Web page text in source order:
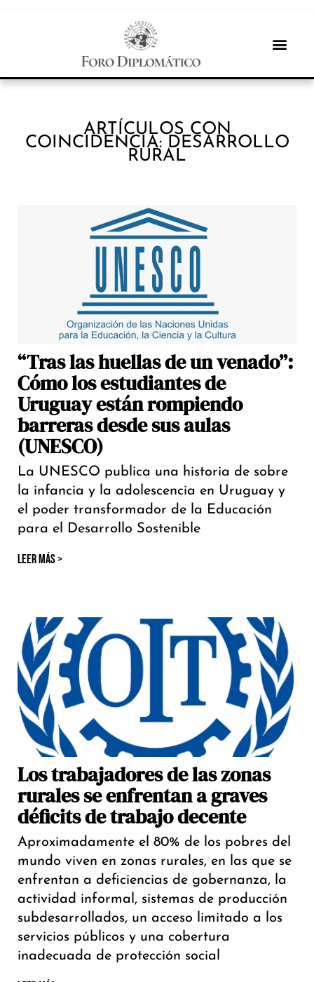
ARTÍCULOS CON
COINCIDENCIA: DESARROLLO
RURAL
“Tras las huellas de un venado”:
Cómo los estudiantes de
Uruguay están rompiendo
barreras desde sus aulas
(UNESCO)
La UNESCO publica una historia de sobre
la infancia y la adolescencia en Uruguay y
el poder transformador de la Educación
para el Desarrollo Sostenible
LEER MÁS >
Los trabajadores de las zonas
rurales se enfrentan a graves
déficits de trabajo decente
Aproximadamente el 80% de los pobres del
mundo viven en zonas rurales, en las que se
enfrentan a deficiencias de gobernanza, la
actividad informal, sistemas de producción
subdesarrollados, un acceso limitado a los
servicios públicos y una cobertura
inadecuada de protección social